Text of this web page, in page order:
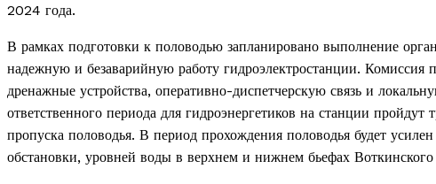
2024 года.
В рамках подготовки к половодью запланировано выполнение
надежную и безаварийную работу гидроэлектростанции. Комиссия
дренажные устройства, оперативно-диспетчерскую связь и
ответственного периода для гидроэнергетиков на станции
пропуска половодья. В период прохождения половодья будет
обстановки, уровней воды в верхнем и нижнем бьефах Воткинского